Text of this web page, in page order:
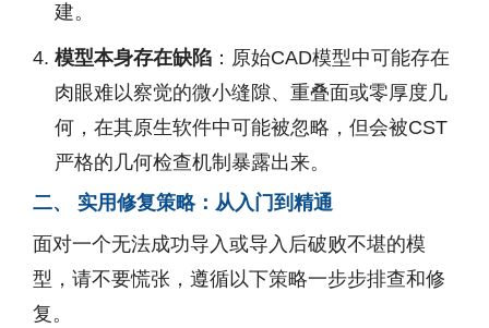
建。
模型本身存在缺陷 ：原始CAD模型中可能存在
肉眼难以察觉的微小缝隙、重叠面或零厚度几
何，在其原生软件中可能被忽略，但会被CST
严格的几何检查机制暴露出来。
二、 实用修复策略：从入门到精通
面对一个无法成功导入或导入后破败不堪的模
型，请不要慌张，遵循以下策略一步步排查和修
复。